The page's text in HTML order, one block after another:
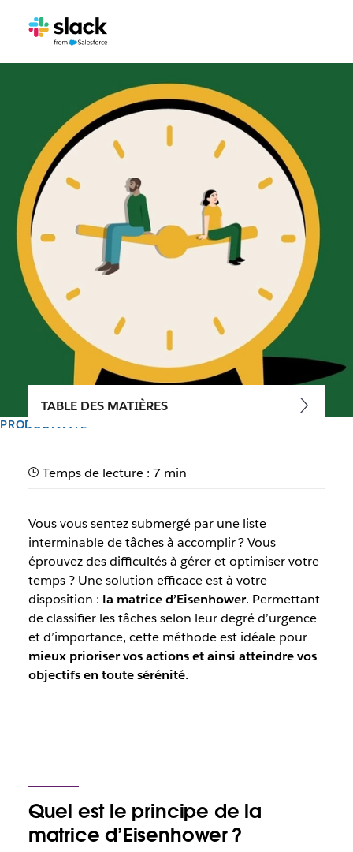
PRODUCTIVITÉ
Matrice d’Eisenhower :
est son utilité ?
La matrice d’Eisenhower est une méthode de priorisation
des tâches selon l’urgence et l’importance. Elle s’avère
idéale pour optimiser votre temps.
Par l’équipe Slack
19 avril 2023
TABLE DES MATIÈRES
Temps de lecture : 7 min
Vous vous sentez submergé par une liste
interminable de tâches à accomplir ? Vous
éprouvez des difficultés à gérer et optimiser votre
temps ? Une solution efficace est à votre
disposition : la matrice d’Eisenhower. Permettant
de classifier les tâches selon leur degré d’urgence
et d’importance, cette méthode est idéale pour
mieux prioriser vos actions et ainsi atteindre vos
objectifs en toute sérénité.
Quel est le principe de la
matrice d’Eisenhower ?